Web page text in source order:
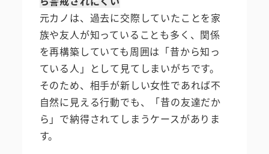
元カノは、過去に交際していたことを家
族や友人が知っていることも多く、関係
を再構築していても周囲は「昔から知っ
ている人」として見てしまいがちです。
そのため、相手が新しい女性であれば不
自然に見える行動でも、「昔の友達だか
ら」で納得されてしまうケースがありま
す。